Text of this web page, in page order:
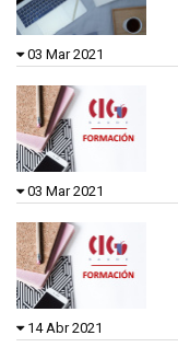
03 Mar 2021
03 Mar 2021
14 Abr 2021